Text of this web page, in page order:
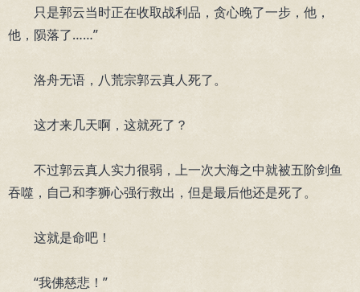
只是郭云当时正在收取战利品，贪心晚了一步，他，
他，陨落了……”
洛舟无语，八荒宗郭云真人死了。
这才来几天啊，这就死了？
不过郭云真人实力很弱，上一次大海之中就被五阶剑鱼
吞噬，自己和李狮心强行救出，但是最后他还是死了。
这就是命吧！
“我佛慈悲！”